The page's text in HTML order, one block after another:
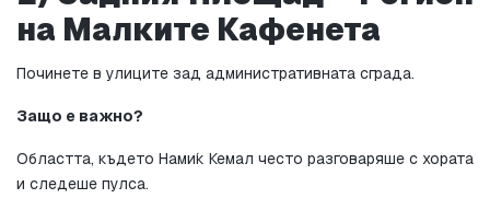
на Малките Кафенета
Починете в улиците зад административната сграда.
Защо е важно?
Областта, където Нами́к Кемал често разговаряше с хората
и следеше пулса.